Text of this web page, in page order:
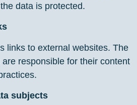
data is protected.
links to external websites. The
responsible for their content
subjects